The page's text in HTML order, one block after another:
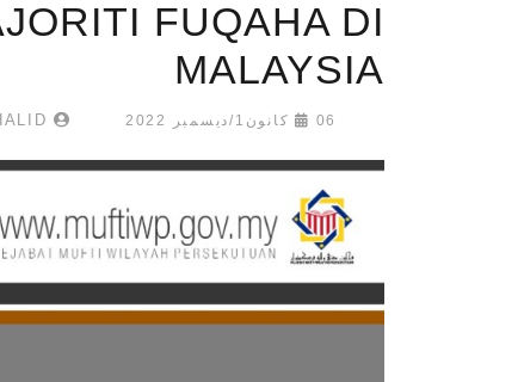
FUQAHA DI
MALAYSIA
06 كانون1/ديسمبر 2022 KHAIRUL ANUAR BIN ABDUL KHALID